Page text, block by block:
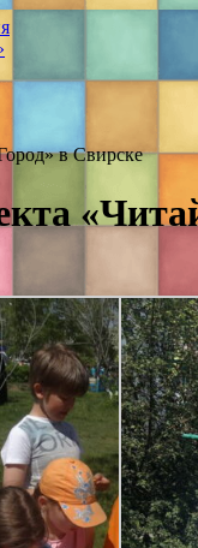
в Свирске